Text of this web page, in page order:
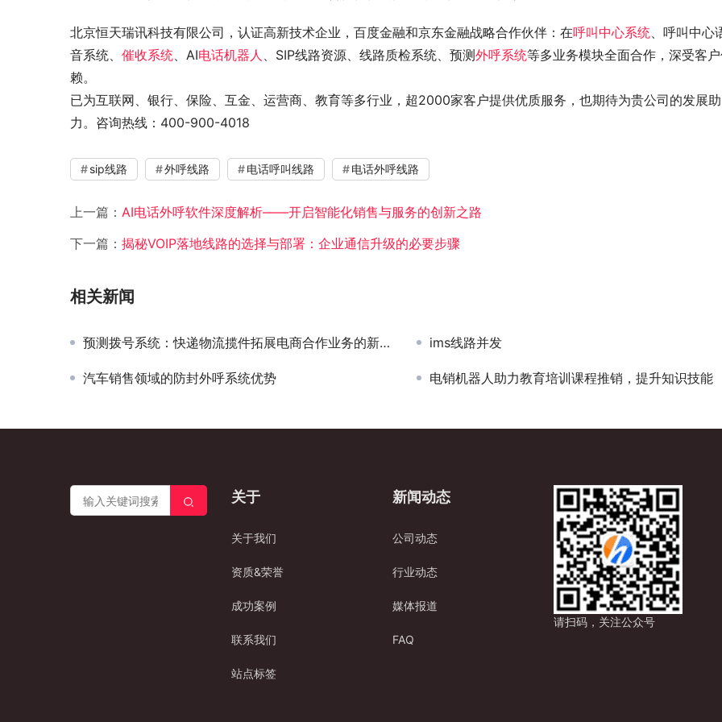
北京恒天瑞讯科技有限公司，认证高新技术企业，百度金融和京东金融战略合作伙伴：在呼叫中心系统、呼叫中心
音系统、 催收系统、AI电话机器人 、SIP线路资源、线路质检系统、预测外呼系统等多业务模块全面合作，深受客
赖。
已为互联网、银行、保险、互金、运营商、教育等多行业，超2000家客户提供优质服务，也期待为贵公司的发展助
力。咨询热线：400-900-4018
sip线路 外呼线路 电话呼叫线路 电话外呼线路
上一篇： AI电话外呼软件深度解析——开启智能化销售与服务的创新之路
下一篇： 揭秘VOIP落地线路的选择与部署：企业通信升级的必要步骤
相关新闻
预测拨号系统：快递物流揽件拓展电商合作业务的新引擎 ims线路并发
汽车销售领域的防封外呼系统优势 电销机器人助力教育培训课程推销，提升知识技能
关于
关于我们
资质&荣誉
成功案例
联系我们
站点标签
新闻动态
公司动态
行业动态
媒体报道
FAQ
请扫码，关注公众号